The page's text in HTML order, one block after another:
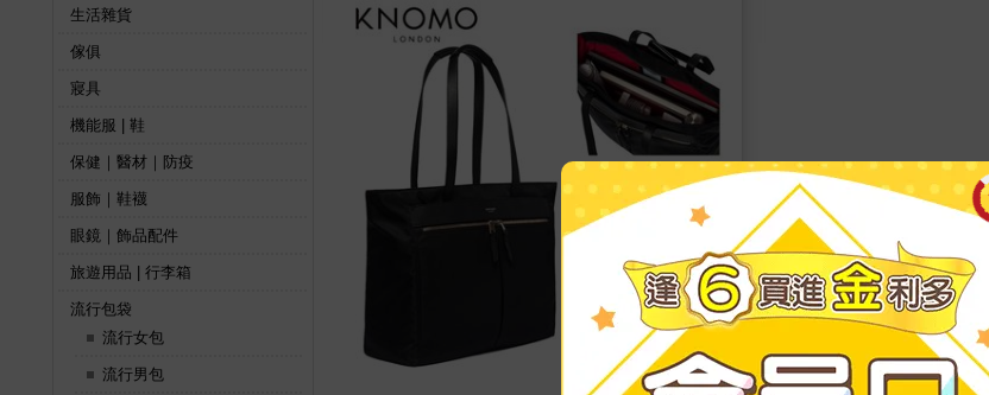
生活雜貨
傢俱
寢具
機能服 | 鞋
保健｜醫材｜防疫
服飾｜鞋襪
眼鏡｜飾品配件
旅遊用品 | 行李箱
流行包袋
流行女包
流行男包